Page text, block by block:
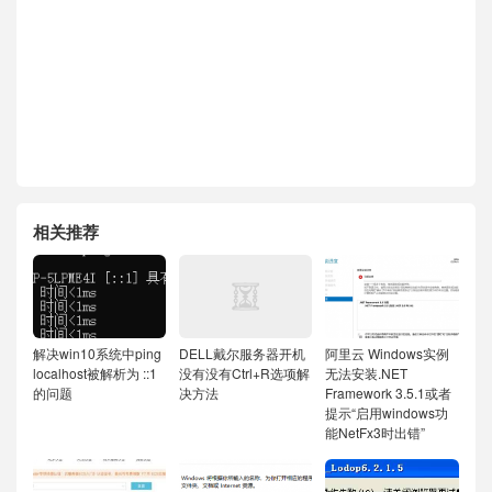
相关推荐
解决win10系统中ping
localhost被解析为 ::1
的问题
DELL戴尔服务器开机
没有没有Ctrl+R选项解
决方法
阿里云 Windows实例
无法安装.NET
Framework 3.5.1或者
提示“启用windows功
能NetFx3时出错”